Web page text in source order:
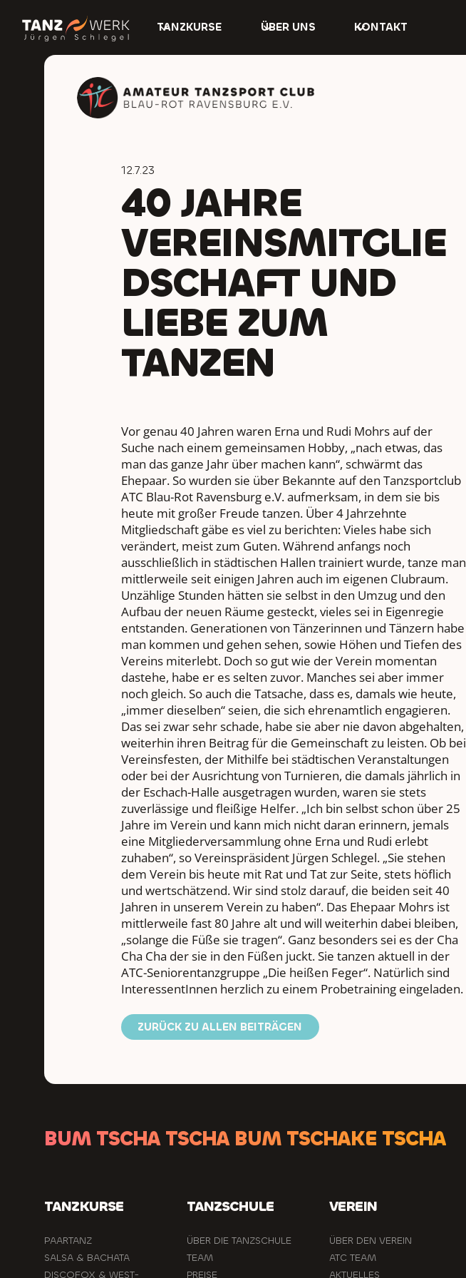
TANZKURSE ÜBER UNS KONTAKT
12.7.23
40 JAHRE
VEREINSMITGLIE
DSCHAFT UND
LIEBE ZUM
TANZEN
Vor genau 40 Jahren waren Erna und Rudi Mohrs auf der
Suche nach einem gemeinsamen Hobby, „nach etwas, das
man das ganze Jahr über machen kann“, schwärmt das
Ehepaar. So wurden sie über Bekannte auf den Tanzsportclub
ATC Blau-Rot Ravensburg e.V. aufmerksam, in dem sie bis
heute mit großer Freude tanzen. Über 4 Jahrzehnte
Mitgliedschaft gäbe es viel zu berichten: Vieles habe sich
verändert, meist zum Guten. Während anfangs noch
ausschließlich in städtischen Hallen trainiert wurde, tanze man
mittlerweile seit einigen Jahren auch im eigenen Clubraum.
Unzählige Stunden hätten sie selbst in den Umzug und den
Aufbau der neuen Räume gesteckt, vieles sei in Eigenregie
entstanden. Generationen von Tänzerinnen und Tänzern habe
man kommen und gehen sehen, sowie Höhen und Tiefen des
Vereins miterlebt. Doch so gut wie der Verein momentan
dastehe, habe er es selten zuvor. Manches sei aber immer
noch gleich. So auch die Tatsache, dass es, damals wie heute,
„immer dieselben“ seien, die sich ehrenamtlich engagieren.
Das sei zwar sehr schade, habe sie aber nie davon abgehalten,
weiterhin ihren Beitrag für die Gemeinschaft zu leisten. Ob bei
Vereinsfesten, der Mithilfe bei städtischen Veranstaltungen
oder bei der Ausrichtung von Turnieren, die damals jährlich in
der Eschach-Halle ausgetragen wurden, waren sie stets
zuverlässige und fleißige Helfer. „Ich bin selbst schon über 25
Jahre im Verein und kann mich nicht daran erinnern, jemals
eine Mitgliederversammlung ohne Erna und Rudi erlebt
zuhaben“, so Vereinspräsident Jürgen Schlegel. „Sie stehen
dem Verein bis heute mit Rat und Tat zur Seite, stets höflich
und wertschätzend. Wir sind stolz darauf, die beiden seit 40
Jahren in unserem Verein zu haben“. Das Ehepaar Mohrs ist
mittlerweile fast 80 Jahre alt und will weiterhin dabei bleiben,
„solange die Füße sie tragen“. Ganz besonders sei es der Cha
Cha Cha der sie in den Füßen juckt. Sie tanzen aktuell in der
ATC-Seniorentanzgruppe „Die heißen Feger“. Natürlich sind
InteressentInnen herzlich zu einem Probetraining eingeladen.
ZURÜCK ZU ALLEN BEITRÄGEN
BUM TSCHA TSCHA BUM TSCHAKE TSCHA
TANZKURSE
PAARTANZ
SALSA & BACHATA
DISCOFOX & WEST-
TANZSCHULE
ÜBER DIE TANZSCHULE
TEAM
PREISE
VEREIN
ÜBER DEN VEREIN
ATC TEAM
AKTUELLES